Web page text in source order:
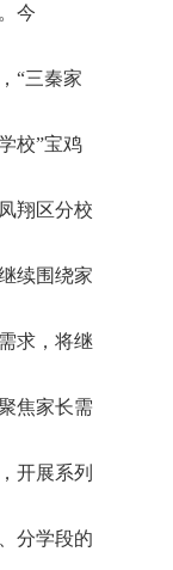
今
“三秦家
校”宝鸡
翔区分校
续围绕家
求，将继
焦家长需
开展系列
分学段的